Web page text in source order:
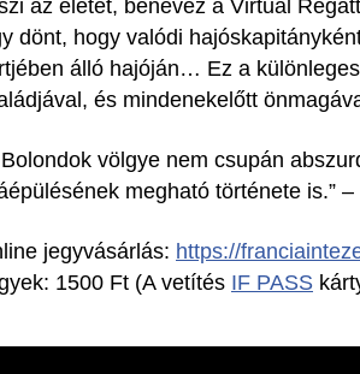
az életét, benevez a Virtual
dönt, hogy valódi
álló hajóján… Ez a
és mindenekelőtt
Bolondok völgye nem csupán
megható története is.”
jegyvásárlás: https://
1500 Ft (A vetítés IF PASS